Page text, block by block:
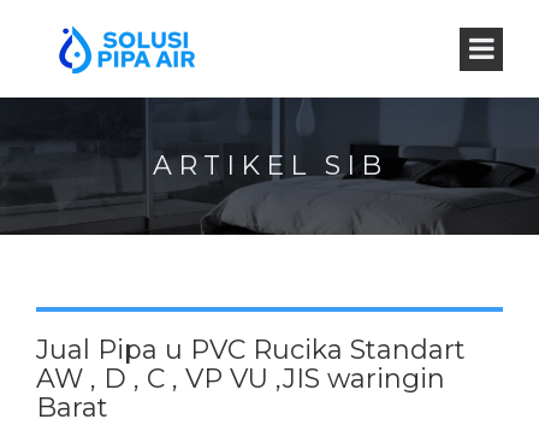
ARTIKEL SIB
Jual Pipa u PVC Rucika Standart
AW , D , C , VP VU ,JIS waringin
Barat